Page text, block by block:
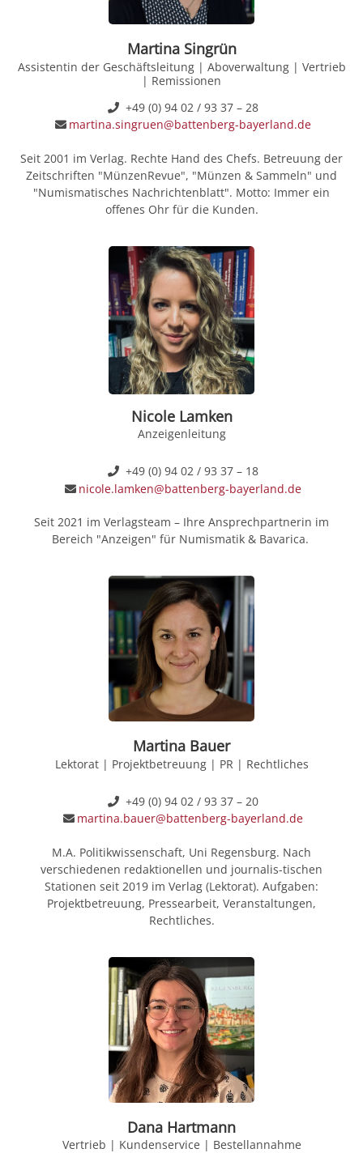
Martina Singrün
Assistentin der Geschäftsleitung | Aboverwaltung | Vertrieb
| Remissionen
+49 (0) 94 02 / 93 37 – 28
martina.singruen@battenberg-bayerland.de
Seit 2001 im Verlag. Rechte Hand des Chefs. Betreuung der
Zeitschriften "MünzenRevue", "Münzen & Sammeln" und
"Numismatisches Nachrichtenblatt". Motto: Immer ein
offenes Ohr für die Kunden.
Nicole Lamken
Anzeigenleitung
+49 (0) 94 02 / 93 37 – 18
nicole.lamken@battenberg-bayerland.de
Seit 2021 im Verlagsteam – Ihre Ansprechpartnerin im
Bereich "Anzeigen" für Numismatik & Bavarica.
Martina Bauer
Lektorat | Projektbetreuung | PR | Rechtliches
+49 (0) 94 02 / 93 37 – 20
martina.bauer@battenberg-bayerland.de
M.A. Politikwissenschaft, Uni Regensburg. Nach
verschiedenen redaktionellen und journalis-tischen
Stationen seit 2019 im Verlag (Lektorat). Aufgaben:
Projektbetreuung, Pressearbeit, Veranstaltungen,
Rechtliches.
Dana Hartmann
Vertrieb | Kundenservice | Bestellannahme